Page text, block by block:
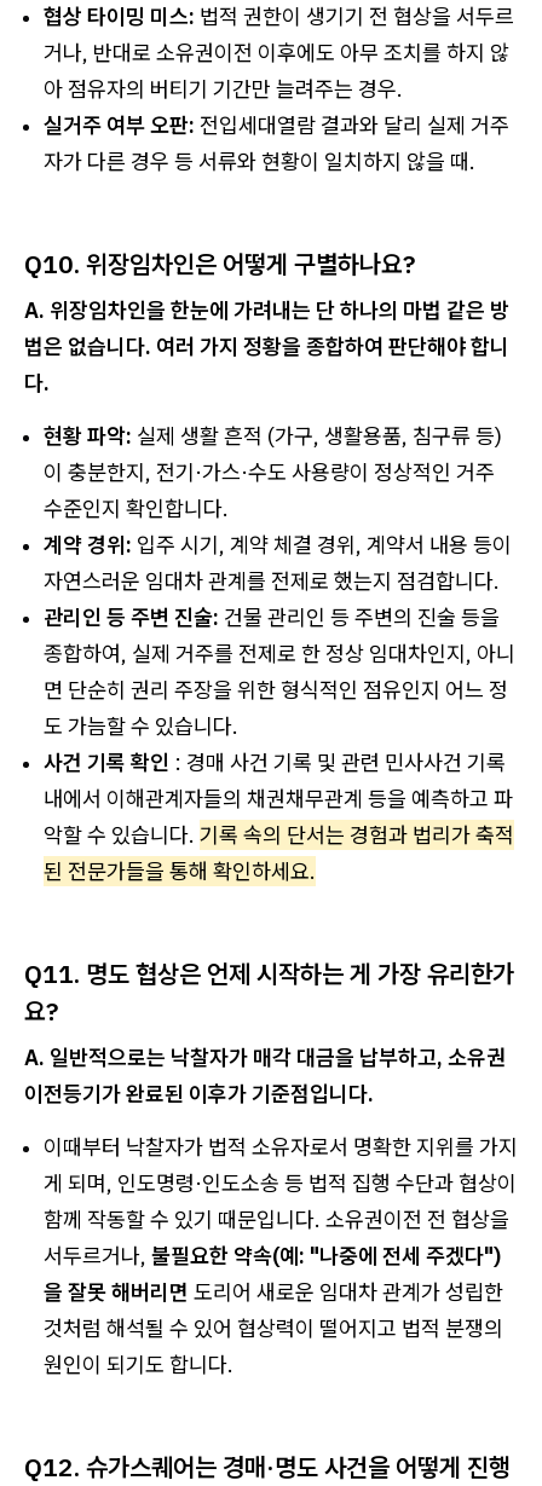
협상 타이밍 미스: 법적 권한이 생기기 전 협상을 서두르
거나, 반대로 소유권이전 이후에도 아무 조치를 하지 않
아 점유자의 버티기 기간만 늘려주는 경우.
실거주 여부 오판: 전입세대열람 결과와 달리 실제 거주
자가 다른 경우 등 서류와 현황이 일치하지 않을 때.
Q10. 위장임차인은 어떻게 구별하나요?
A. 위장임차인을 한눈에 가려내는 단 하나의 마법 같은 방
법은 없습니다. 여러 가지 정황을 종합하여 판단해야 합니
다.
현황 파악: 실제 생활 흔적 (가구, 생활용품, 침구류 등)
이 충분한지, 전기·가스·수도 사용량이 정상적인 거주
수준인지 확인합니다.
계약 경위: 입주 시기, 계약 체결 경위, 계약서 내용 등이
자연스러운 임대차 관계를 전제로 했는지 점검합니다.
관리인 등 주변 진술: 건물 관리인 등 주변의 진술 등을
종합하여, 실제 거주를 전제로 한 정상 임대차인지, 아니
면 단순히 권리 주장을 위한 형식적인 점유인지 어느 정
도 가늠할 수 있습니다.
사건 기록 확인 : 경매 사건 기록 및 관련 민사사건 기록
내에서 이해관계자들의 채권채무관계 등을 예측하고 파
악할 수 있습니다. 기록 속의 단서는 경험과 법리가 축적
된 전문가들을 통해 확인하세요.
Q11. 명도 협상은 언제 시작하는 게 가장 유리한가
요?
A. 일반적으로는 낙찰자가 매각 대금을 납부하고, 소유권
이전등기가 완료된 이후가 기준점입니다.
이때부터 낙찰자가 법적 소유자로서 명확한 지위를 가지
게 되며, 인도명령·인도소송 등 법적 집행 수단과 협상이
함께 작동할 수 있기 때문입니다. 소유권이전 전 협상을
서두르거나, 불필요한 약속(예: "나중에 전세 주겠다")
을 잘못 해버리면 도리어 새로운 임대차 관계가 성립한
것처럼 해석될 수 있어 협상력이 떨어지고 법적 분쟁의
원인이 되기도 합니다.
Q12. 슈가스퀘어는 경매·명도 사건을 어떻게 진행